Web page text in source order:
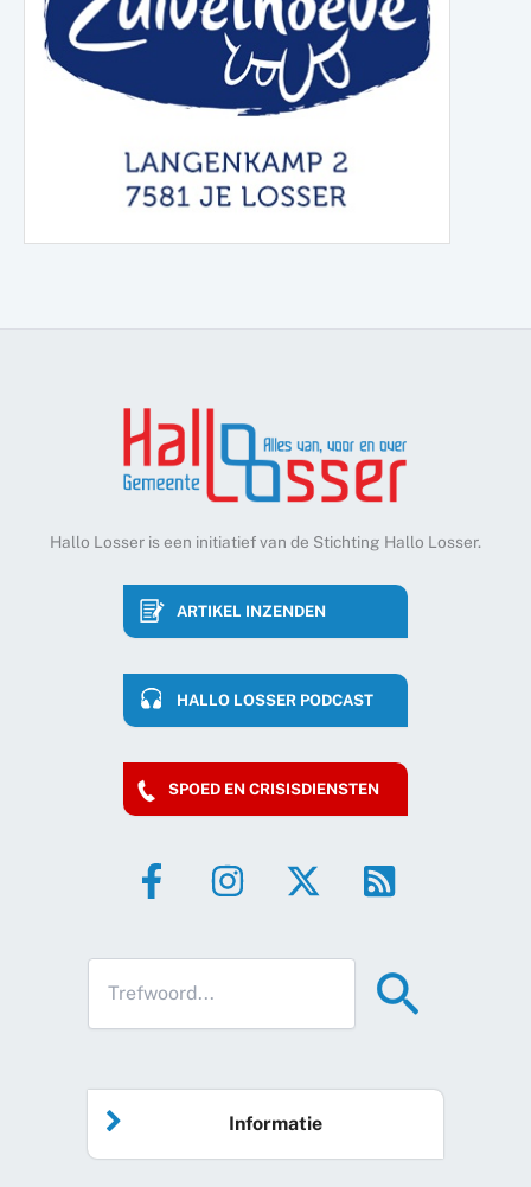
Hallo Losser is een initiatief van de Stichting Hallo Losser.
ARTIKEL INZENDEN
HALLO LOSSER PODCAST
SPOED EN CRISISDIENSTEN
Informatie